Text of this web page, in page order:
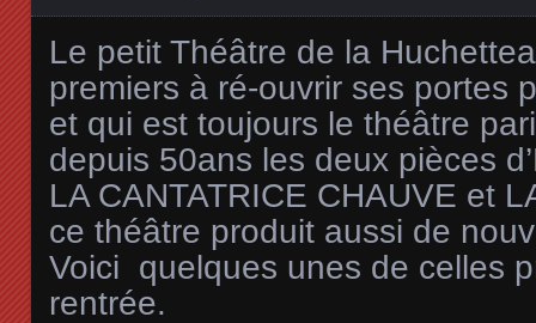
Le petit Théâtre de la Huchette
premiers à ré-ouvrir ses portes
et qui est toujours le théâtre
depuis 50ans les deux pièces
LA CANTATRICE CHAUVE et
ce théâtre produit aussi de
Voici quelques unes de celles
rentrée.